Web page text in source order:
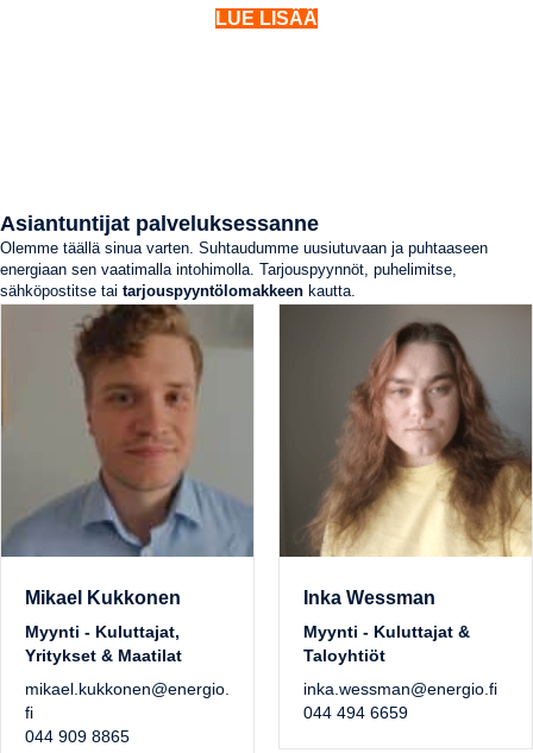
LUE LISÄÄ
Asiantuntijat palveluksessanne
Olemme täällä sinua varten. Suhtaudumme uusiutuvaan ja puhtaaseen
energiaan sen vaatimalla intohimolla. Tarjouspyynnöt, puhelimitse,
sähköpostitse tai tarjouspyyntölomakkeen kautta.
Mikael Kukkonen
Myynti - Kuluttajat,
Yritykset & Maatilat
mikael.kukkonen@energio.
fi
044 909 8865
Inka Wessman
Myynti - Kuluttajat &
Taloyhtiöt
inka.wessman@energio.fi
044 494 6659